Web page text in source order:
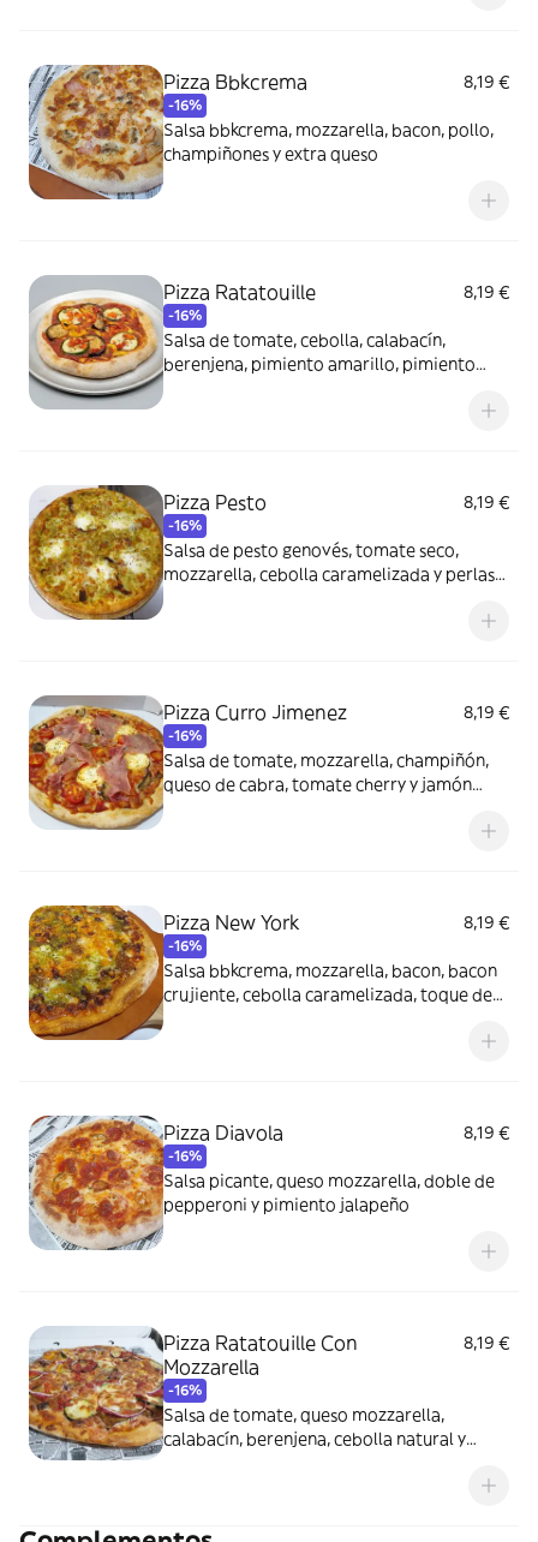
Pizza Bbkcrema
-16%
8,19 €
Salsa bbkcrema, mozzarella, bacon, pollo,
champiñones y extra queso
Pizza Ratatouille
-16%
8,19 €
Salsa de tomate, cebolla, calabacín,
berenjena, pimiento amarillo, pimiento
Pizza Pesto
-16%
8,19 €
Salsa de pesto genovés, tomate seco,
mozzarella, cebolla caramelizada y perlas
Pizza Curro Jimenez
-16%
8,19 €
Salsa de tomate, mozzarella, champiñón,
queso de cabra, tomate cherry y jamón
Pizza New York
-16%
8,19 €
Salsa bbkcrema, mozzarella, bacon, bacon
crujiente, cebolla caramelizada, toque de
Pizza Diavola
-16%
8,19 €
Salsa picante, queso mozzarella, doble de
pepperoni y pimiento jalapeño
Pizza Ratatouille Con
Mozzarella
-16%
8,19 €
Salsa de tomate, queso mozzarella,
calabacín, berenjena, cebolla natural y